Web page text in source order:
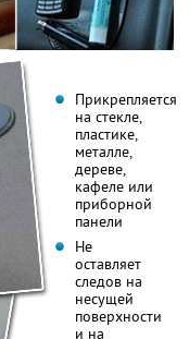
Прикрепляется
на стекле,
пластике,
металле,
дереве,
кафеле или
приборной
панели
Не
оставляет
следов на
несущей
поверхности
и на